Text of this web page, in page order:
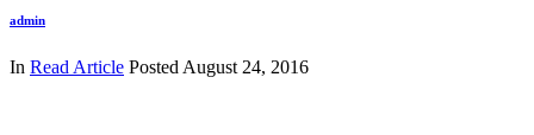
admin
In Read Article Posted August 24, 2016